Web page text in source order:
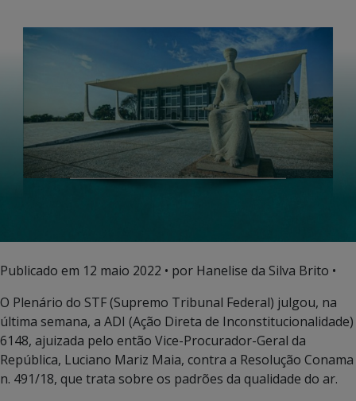
Publicado em 12 maio 2022 • por Hanelise da Silva Brito •
O Plenário do STF (Supremo Tribunal Federal) julgou, na
última semana, a ADI (Ação Direta de Inconstitucionalidade)
6148, ajuizada pelo então Vice-Procurador-Geral da
República, Luciano Mariz Maia, contra a Resolução Conama
n. 491/18, que trata sobre os padrões da qualidade do ar.